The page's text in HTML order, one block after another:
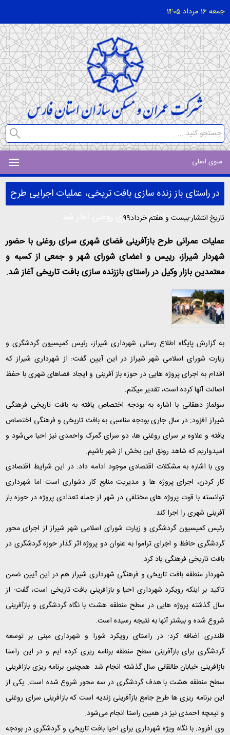
جمعه 16 مرداد 1405
منوی اصلی
در راستای باز زنده سازی بافت تریخی، عملیات اجرایی طرح
بازآفرینی سرای روغنی آغاز شدتاریخ انتشار:بیست و هفتم خرداد99
عملیات عمرانی طرح بازآفرینی فضای شهری سرای روغنی با حضور
شهردار شیراز، رییس و اعضای شورای شهر و جمعی از کسبه و
معتمدین بازار وکیل در راستای باززنده سازی بافت تاریخی آغاز شد.
به گزارش پایگاه اطلاع رسانی شهرداری شیراز، رئیس کمیسیون گردشگری و
زیارت شورای اسلامی شهر شیراز در این آیین گفت: از شهرداری شیراز که
اقدام به اجرای پروژه هایی در حوزه باز آفرینی و ایجاد فضاهای شهری با حفظ
اصالت آنها کرده است، تقدیر میکنم.
سولماز دهقانی با اشاره به بودجه اختصاص یافته به بافت تاریخی فرهنگی
شیراز افزود: در سال جاری بودجه مناسبی به بافت تاریخی و فرهنگی اختصاص
یافته و علاوه بر سرای روغنی ها، دو سرای گمرک واحمدی نیز احیا می‌شود و
امیدواریم که شاهد رونق این بخش از شهر باشیم.
وی با اشاره به مشکلات اقتصادی موجود ادامه داد: در این شرایط اقتصادی
کار کردن، اجرای پروژه ها و مدیریت منابع کار دشواری است اما شهرداری
توانسته با قوت پروژه های مختلفی در شهر از جمله تعدادی پروژه در حوزه باز
آفرینی شهری را اجرا کند.
رئیس کمیسیون گردشگری و زیارت شورای اسلامی شهر شیراز از اجرای محور
گردشگری حافظ و اجرای تراموا به عنوان دو پروژه اثر گذار حوزه گردشگری در
بافت تاریخی فرهنگی یاد کرد.
شهردار منطقه بافت تاریخی و فرهنگی شهرداری شیراز هم در این آیین ضمن
تاکید بر اینکه رویکرد شهرداری احیا و بازافرینی بافت تاریخی است، گفت: از
سال گذشته پروژه هایی در سطح منطقه هشت با نگاه گردشگری و بازآفرینی
شروع شده و بیشتر آنها به نتیجه رسیده است.
قلندری اضافه کرد: در راستای رویکرد شورا و شهرداری مبنی بر توسعه
گردشگری برای بازآفرینی سطح منطقه برنامه ریزی کرده ایم و در این راستا
بازافرینی خیابان طالقانی سال گذشته انجام شد. همچنین برنامه ریزی بازافرینی
سطح منطقه هشت با هدف گردشگری در سه محور شروع شده است. یکی از
این برنامه ریزی ها طرح جامع بازآفرینی زندیه است که بازافرینی سرای روغنی
و تیمچه احمدی نیز در همین راستا انجام می‌شود.
وی افزود: با نگاه ویژه شهرداری برای احیا بافت تاریخی و گردشگری در بودجه